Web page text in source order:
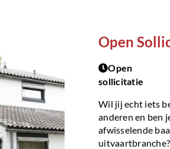
Open
Open
sollicitatie
Wil jij echt iets
anderen en ben
afwisselende